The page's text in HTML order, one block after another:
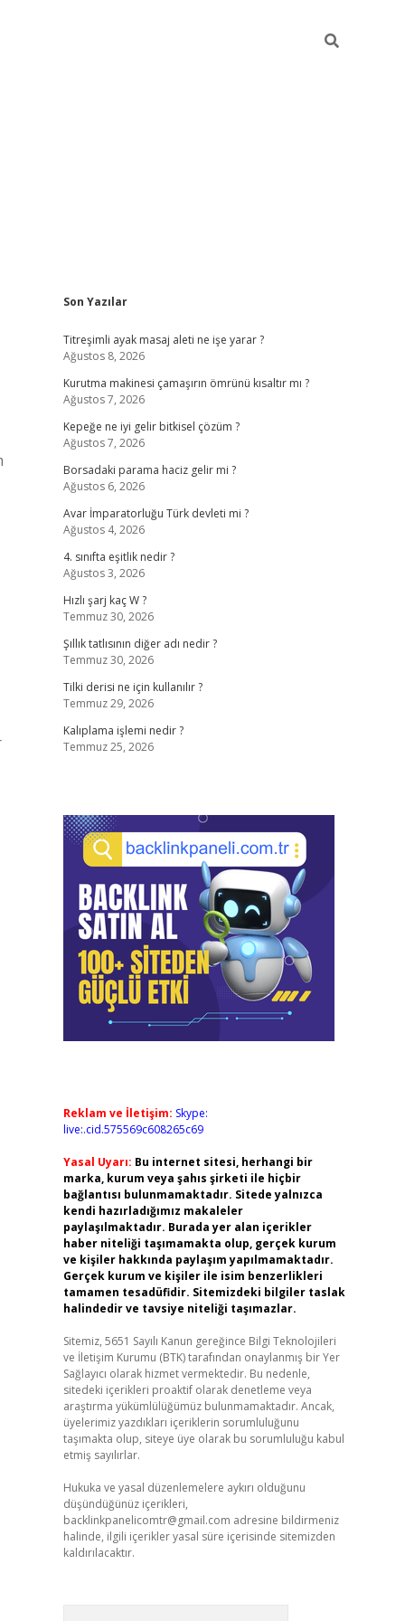
Sidebar
Son Yazılar
Titreşimli ayak masaj aleti ne işe yarar ?
Ağustos 8, 2026
Kurutma makinesi çamaşırın ömrünü kısaltır mı ?
Ağustos 7, 2026
Kepeğe ne iyi gelir bitkisel çözüm ?
Ağustos 7, 2026
Borsadaki parama haciz gelir mi ?
Ağustos 6, 2026
Avar İmparatorluğu Türk devleti mi ?
Ağustos 4, 2026
4. sınıfta eşitlik nedir ?
Ağustos 3, 2026
Hızlı şarj kaç W ?
Temmuz 30, 2026
Şıllık tatlısının diğer adı nedir ?
Temmuz 30, 2026
Tilki derisi ne için kullanılır ?
Temmuz 29, 2026
Kalıplama işlemi nedir ?
Temmuz 25, 2026
Reklam ve İletişim: Skype:
live:.cid.575569c608265c69
Yasal Uyarı: Bu internet sitesi, herhangi bir
marka, kurum veya şahıs şirketi ile hiçbir
bağlantısı bulunmamaktadır. Sitede yalnızca
kendi hazırladığımız makaleler
paylaşılmaktadır. Burada yer alan içerikler
haber niteliği taşımamakta olup, gerçek kurum
ve kişiler hakkında paylaşım yapılmamaktadır.
Gerçek kurum ve kişiler ile isim benzerlikleri
tamamen tesadüfidir. Sitemizdeki bilgiler taslak
halindedir ve tavsiye niteliği taşımazlar.
Sitemiz, 5651 Sayılı Kanun gereğince Bilgi Teknolojileri
ve İletişim Kurumu (BTK) tarafından onaylanmış bir Yer
Sağlayıcı olarak hizmet vermektedir. Bu nedenle,
sitedeki içerikleri proaktif olarak denetleme veya
araştırma yükümlülüğümüz bulunmamaktadır. Ancak,
üyelerimiz yazdıkları içeriklerin sorumluluğunu
taşımakta olup, siteye üye olarak bu sorumluluğu kabul
etmiş sayılırlar.
Hukuka ve yasal düzenlemelere aykırı olduğunu
düşündüğünüz içerikleri,
backlinkpanelicomtr@gmail.com adresine bildirmeniz
halinde, ilgili içerikler yasal süre içerisinde sitemizden
kaldırılacaktır.